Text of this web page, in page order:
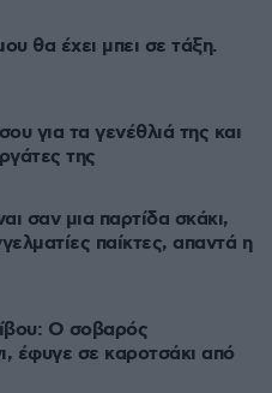
θα έχει μπει σε τάξη.
για τα γενέθλιά της και
της
σαν μια παρτίδα σκάκι,
παίκτες, απαντά η
Ο σοβαρός
έφυγε σε καροτσάκι από